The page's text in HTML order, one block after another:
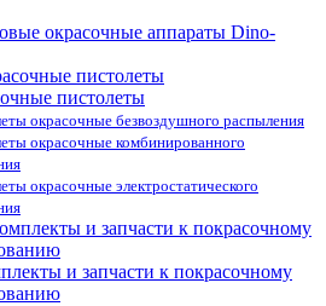
окрасочные аппараты Dino-
пистолеты
окрасочные безвоздушного распыления
окрасочные комбинированного
окрасочные электростатического
и запчасти к покрасочному